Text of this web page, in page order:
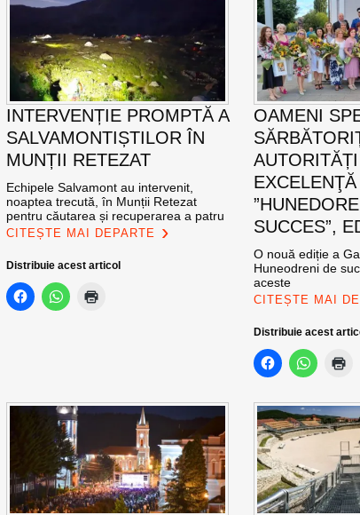
INTERVENȚIE PROMPTĂ A
SALVAMONTIȘTILOR ÎN
MUNȚII RETEZAT
Echipele Salvamont au intervenit,
noaptea trecută, în Munții Retezat
pentru căutarea și recuperarea a patru
CITEȘTE MAI DEPARTE
Distribuie acest articol
OAMENI
EXCELENŢĂ
SUCCES”,
O nouă ediție a
Huneodreni de
aceste
CITEȘTE MAI
Distribuie acest